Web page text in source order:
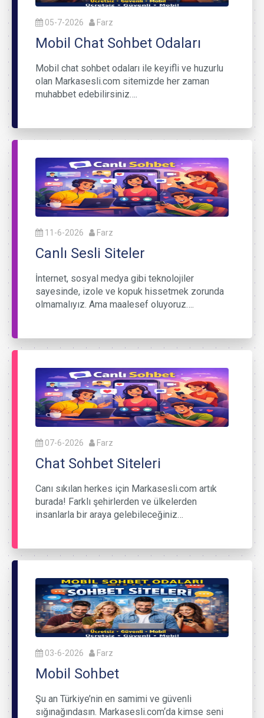
05-7-2026 Farz
Mobil Chat Sohbet Odaları
Mobil chat sohbet odaları ile keyifli ve huzurlu
olan Markasesli.com sitemizde her zaman
muhabbet edebilirsiniz….
11-6-2026 Farz
Canlı Sesli Siteler
İnternet, sosyal medya gibi teknolojiler
sayesinde, izole ve kopuk hissetmek zorunda
olmamalıyız. Ama maalesef oluyoruz….
07-6-2026 Farz
Chat Sohbet Siteleri
Canı sıkılan herkes için Markasesli.com artık
burada! Farklı şehirlerden ve ülkelerden
insanlarla bir araya gelebileceğiniz…
03-6-2026 Farz
Mobil Sohbet
Şu an Türkiye’nin en samimi ve güvenli
sığınağındasın. Markasesli.com‘da kimse seni